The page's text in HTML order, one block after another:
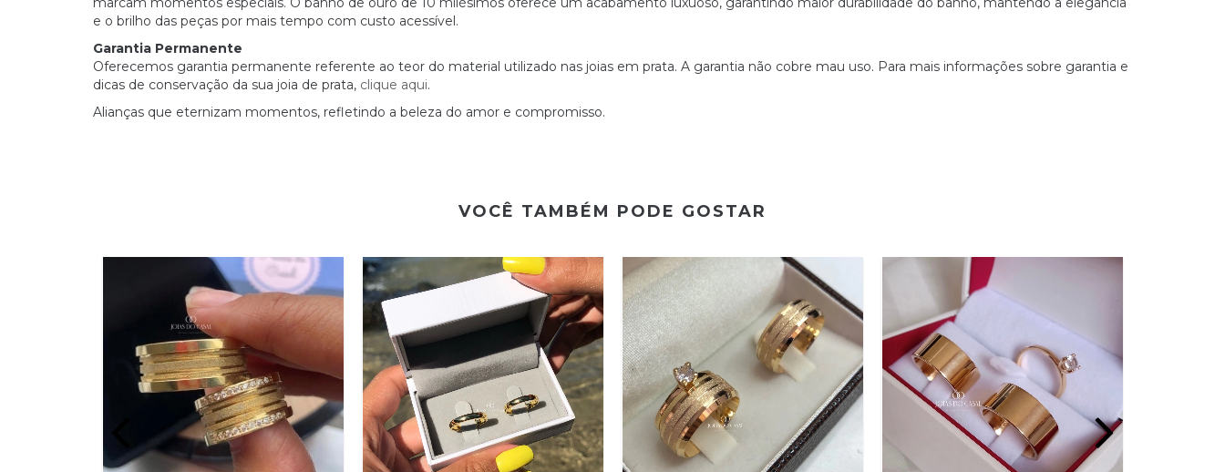
e o brilho das peças por mais tempo com custo acessível.
Garantia Permanente
Oferecemos garantia permanente referente ao teor do material utilizado nas joias em prata. A garantia não cobre mau uso. Para mais informações sobre garantia e
dicas de conservação da sua joia de prata, clique aqui.
Alianças que eternizam momentos, refletindo a beleza do amor e compromisso.
VOCÊ TAMBÉM PODE GOSTAR